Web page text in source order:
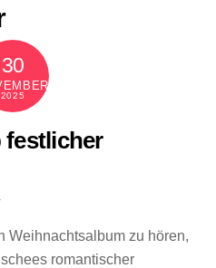
30
2025
festlicher
Weihnachtsalbum zu hören,
romantischer